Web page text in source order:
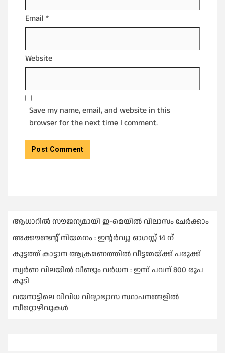
Email *
Website
Save my name, email, and website in this
browser for the next time I comment.
ആധാറിൽ സൗജന്യമായി ഇ-മെയിൽ വിലാസം ചേർക്കാം
അക്കൗണ്ടന്റ് നിയമനം : ഇൻ്റർവ്യൂ ഓഗസ്റ്റ് 14 ന്
കുട്ടത്ത് കാട്ടാന ആക്രമണത്തിൽ വീട്ടമ്മയ്ക്ക് പരുക്ക്
സ്വർണ വിലയില്‍ വീണ്ടും വർധന : ഇന്ന് പവന് 800 രൂപ
കൂടി
വയനാട്ടിലെ വിവിധ വിദ്യാഭ്യാസ സ്ഥാപനങ്ങളിൽ
സീറ്റൊഴിവുകൾ